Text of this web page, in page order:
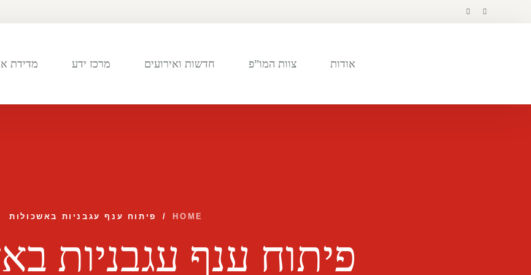
אודות צוות המו”פ חדשות ואירועים מרכז ידע מדידת
HOME
/ פיתוח ענף עגבניות באשכולות
פיתוח ענף עגבניות